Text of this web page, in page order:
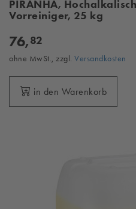
PIRANHA,
Vorreiniger, 25 kg
76,82
ohne MwSt., zzgl. Versandkosten
in den Warenkorb